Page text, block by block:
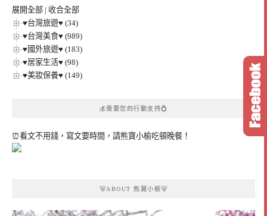
展開全部 | 收合全部
♥台灣旅遊♥ (34)
♥台灣美食♥ (989)
♥國外旅遊♥ (183)
♥居家生活♥ (98)
♥美妝保養♥ (149)
💰需要您的行動支持💍
⏰看文不用錢，寫文要時間，請熊寶小榆吃頓晚餐！
🐻ABOUT 熊寶小榆🐻